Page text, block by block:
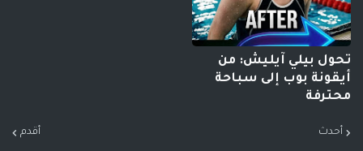
تحول بيلي آيليش: من
أيقونة بوب إلى سباحة
محترفة
أحدث أقدم